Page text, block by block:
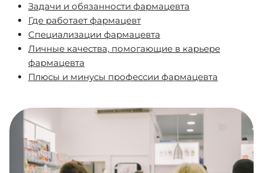
Задачи и обязанности фармацевта
Где работает фармацевт
Специализации фармацевта
Личные качества, помогающие в карьере
фармацевта
Плюсы и минусы профессии фармацевта